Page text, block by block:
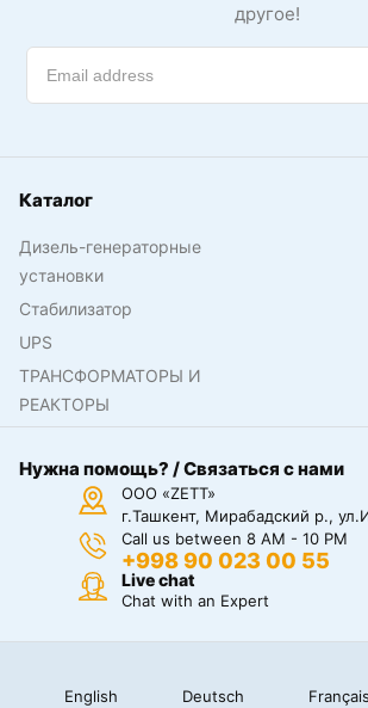
другое!
Каталог
Дизель-генераторные
установки
Стабилизатор
UPS
ТРАНСФОРМАТОРЫ И
РЕАКТОРЫ
Нужна помощь? / Связаться с нами
ООО «ZETT»
г.Ташкент, Мирабадский р.,
Call us between 8 AM - 10 PM
+998 90 023 00 55
Live chat
Chat with an Expert
English Deutsch Français